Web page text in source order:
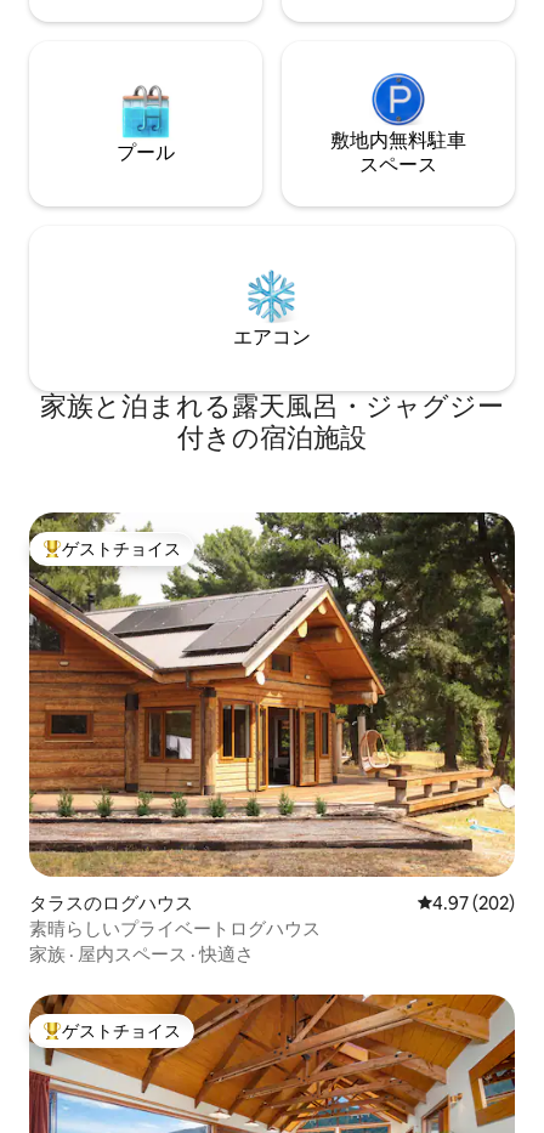
のバスルームがあります。 バスルームは
ンベッドが備わっており、ラウンジ、ダ
イニング、キッチンエリアまで歩いて行
ジのコンボオーブンが備わっています。
は2名様に最適ですが、シッティングエリ
でき、フルリネンが用意されています。
暖かく居心地の良い暖炉の前でくつろ
ぎ、リラックスしてください。 地元の3つ
のワイナリーまで徒歩圏内で、ネビスブ
での散策コースもあります。 新しいギブ
ストン川トレイルに直接面しているた
め、ギブストンタバーン、ペレグライン
ワイナリー、ギブストンバレーワイナリ
アからアロータウンとクイーンズタウン
へ向かうクイーンズタウン・トレイルに
直接進みます。 最近オープンした新しい
ラビットリッジ自転車道のギブストンバ
レー駅へ簡単にアクセスできます。 ギブ
ストンはアロータウンまで車で10分、ク
イーンズタウン空港まで車で20分です。
クロムウェルとバノックバーンは車で20
分です。 クラウンレンジまたはクロムウ
ェルを通って40分でワナカに到着できま
す。 コテージはクイーンズタウンとその
周辺のすべてのアクティビティに簡単に
アクセスでき、冬季にはクイーンズタウ
ンとワナカの両方にある多くのスキー場
にも非常に便利です。 6エーカーの敷地
内にある弊社の庭園にあるストローベー
ルハウスで、馬に会いに行ったり、鶏か
ら卵を集めたり、羊を撫でたりすること
ができます。 庭で採れた季節の農産物を
ご自由にお召し上がりください。 自転車
供されます 屋外リビングのために、屋外
用の家具とバーベキューグリルをご用意
しています。 *リネンはレンタル料金に含
まれています。 *宿泊施設を退出する際
は、掃除をして、入った時のままにして
ください。
プール
敷地内無料駐⁠車
ス⁠ペ⁠ー⁠ス
エアコン
家族と泊まれる露天風呂・ジャグジー
付きの宿泊施設
大好評のゲストチョイスです。
ゲストチョイス
タラスのログハウス レビュー202
4.97 (202)
素晴らしいプライベートログハウス
家族 · 屋内スペース ·快適さ
大好評のゲストチョイスです。
ゲストチョイス